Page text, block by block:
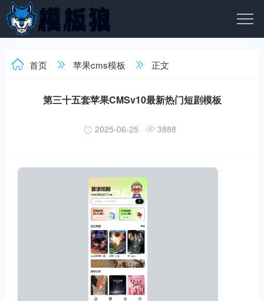
首页 苹果cms模板 正文
第三十五套苹果CMSv10最新热门短剧模板
2025-06-25 3888